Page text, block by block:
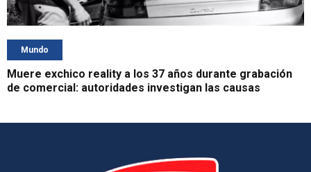
Mundo
Muere exchico reality a los 37 años durante grabación
de comercial: autoridades investigan las causas